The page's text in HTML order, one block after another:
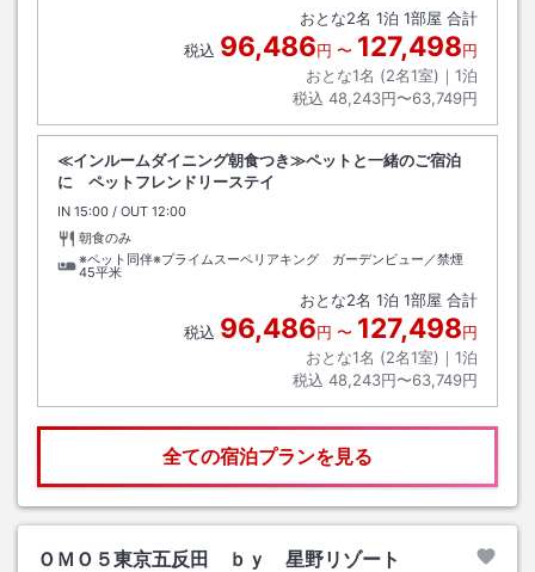
おとな2名 1泊 1部屋 合計
税込 96,486円 〜 127,498円
おとな1名 (2名1室)｜ 1泊
税込 48,243円〜63,749円
≪インルームダイニング朝食つき≫ペットと一緒のご宿泊
に ペットフレンドリーステイ
IN チェックイン
15:00 / OUT チェックアウト
12:00
朝食のみ
※ペット同伴※プライムスーペリアキング ガーデンビュー／禁煙
45平米
おとな2名 1泊 1部屋 合計
税込 96,486円 〜 127,498円
おとな1名 (2名1室)｜ 1泊
税込 48,243円〜63,749円
全ての宿泊プランを見る
ＯＭＯ５東京五反田 ｂｙ 星野リゾート